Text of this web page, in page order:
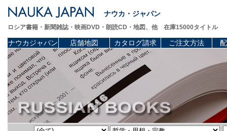
ナウカ・ジャパン
ロシア書籍・新聞雑誌・映画DVD・朗読CD・地図、他 在庫15000タイトル
ナウカジャパン 店舗地図 カタログ請求 ご注文方法